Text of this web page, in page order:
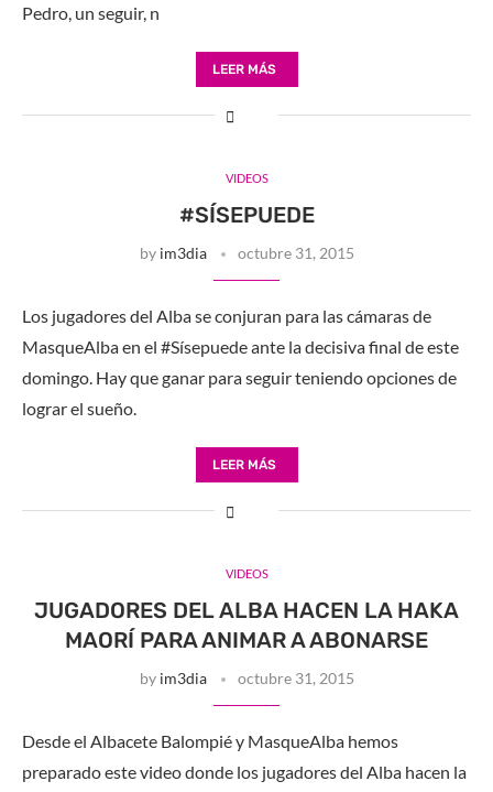
Pedro, un seguir, n
LEER MÁS
VIDEOS
#SÍSEPUEDE
by im3dia octubre 31, 2015
Los jugadores del Alba se conjuran para las cámaras de
MasqueAlba en el #Sísepuede ante la decisiva final de este
domingo. Hay que ganar para seguir teniendo opciones de
lograr el sueño.
LEER MÁS
VIDEOS
JUGADORES DEL ALBA HACEN LA HAKA
MAORÍ PARA ANIMAR A ABONARSE
by im3dia octubre 31, 2015
Desde el Albacete Balompié y MasqueAlba hemos
preparado este video donde los jugadores del Alba hacen la